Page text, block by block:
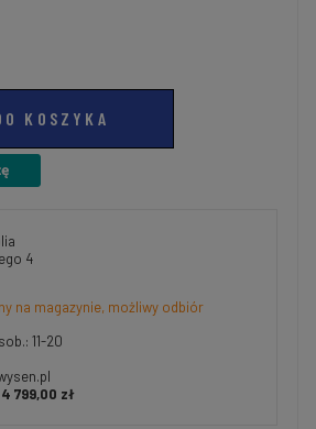
KOSZYKA
4
na magazynie, możliwy odbiór
11-20
4 799,00 zł